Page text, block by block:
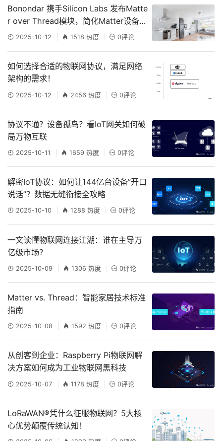
Bonondar 携手Silicon Labs 发布Matte
r over Thread模块，简化Matter设备开
发 2025-10-12 1518 热度 0评论
如何选择合适的物联网协议，满足网络
架构的需求！
2025-10-12 2456 热度 0评论
协议不通？设备孤岛？看IoT网关如何破
局万物互联
2025-10-11 1659 热度 0评论
解密IoT协议：如何让144亿台设备”开口
说话”？数据无缝衔接全攻略
2025-10-10 1288 热度 0评论
一文读懂物联网连接江湖：谁在主导万
亿级市场？
2025-10-09 1306 热度 0评论
Matter vs. Thread：智能家居技术标准
指南
2025-10-08 1592 热度 0评论
从创客到企业：Raspberry Pi物联网解
决方案如何成为工业物联网黑科技
2025-10-07 1178 热度 0评论
LoRaWAN®凭什么征服物联网？5大核
心优势颠覆传统认知！